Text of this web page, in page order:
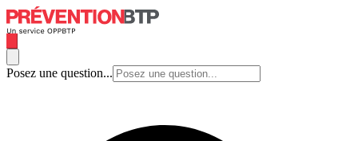
Posez une question...